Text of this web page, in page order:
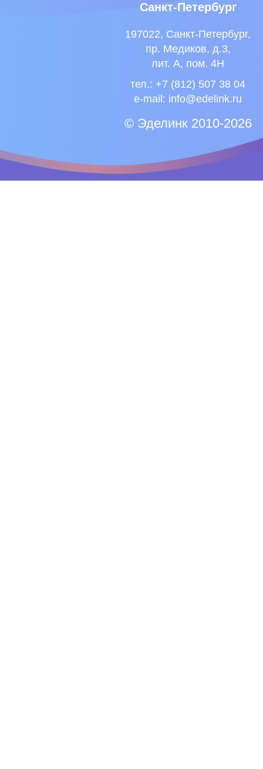
Санкт-Петербург
197022, Санкт-Петербург,
пр. Медиков, д.3,
лит. А, пом. 4Н
тел.: +7 (812) 507 38 04
e-mail: info@edelink.ru
© Эделинк 2010-2026